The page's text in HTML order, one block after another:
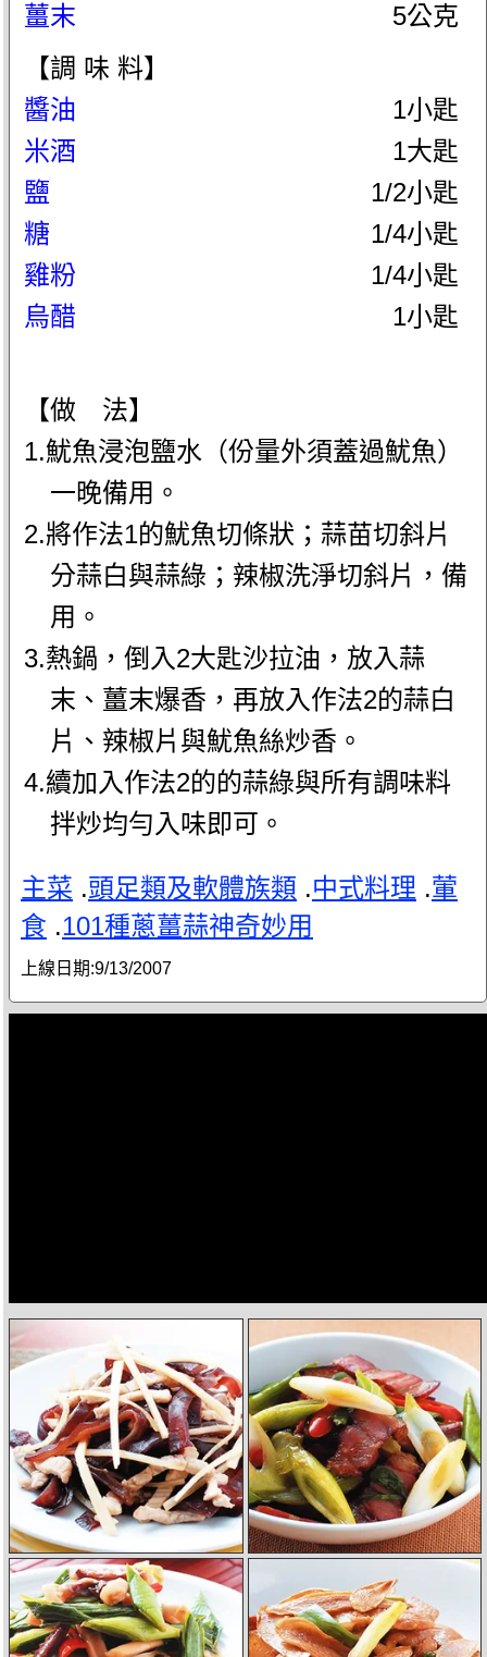
薑末
5公克
【調 味 料】
醬油
1小匙
米酒
1大匙
鹽
1/2小匙
糖
1/4小匙
雞粉
1/4小匙
烏醋
1小匙
【做 法】
1.魷魚浸泡鹽水（份量外須蓋過魷魚）
一晚備用。
2.將作法1的魷魚切條狀；蒜苗切斜片
分蒜白與蒜綠；辣椒洗淨切斜片，備
用。
3.熱鍋，倒入2大匙沙拉油，放入蒜
末、薑末爆香，再放入作法2的蒜白
片、辣椒片與魷魚絲炒香。
4.續加入作法2的的蒜綠與所有調味料
拌炒均勻入味即可。
主菜 .頭足類及軟體族類 .中式料理 .葷
食 .101種蔥薑蒜神奇妙用
上線日期:9/13/2007